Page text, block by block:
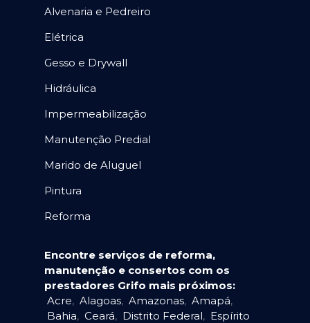
Alvenaria e Pedreiro
Elétrica
Gesso e Drywall
Hidráulica
Impermeabilização
Manutenção Predial
Marido de Aluguel
Pintura
Reforma
Encontre serviços de reforma,
manutenção e consertos com os
prestadores Grifo mais próximos:
Acre, Alagoas, Amazonas, Amapá,
Bahia, Ceará, Distrito Federal, Espírito